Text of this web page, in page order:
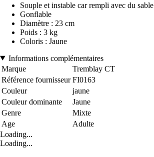
Souple et instable car rempli avec du sable
Gonflable
Diamètre : 23 cm
Poids : 3 kg
Coloris : Jaune
Informations complémentaires
Marque
Tremblay CT
Référence fournisseur FI0163
Couleur
jaune
Couleur dominante
Jaune
Genre
Mixte
Age
Adulte
Loading...
Loading...